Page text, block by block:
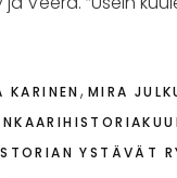
KARINEN , MIRA
YSTÄVÄT